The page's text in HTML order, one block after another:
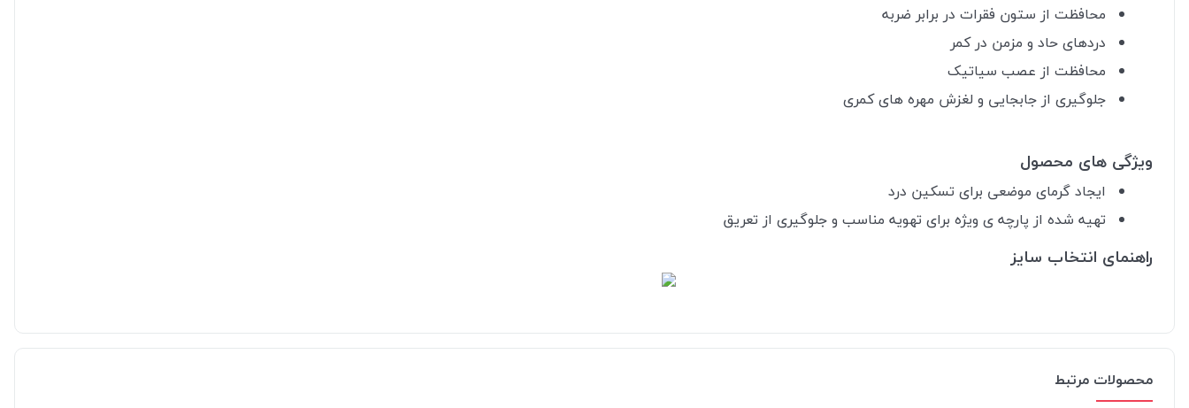
محافظت از ستون فقرات در برابر ضربه
دردهای حاد و مزمن در کمر
محافظت از عصب سیاتیک
جلوگیری از جابجایی و لغزش مهره های کمری
ویژگی های محصول
ایجاد گرمای موضعی برای تسکین درد
تهیه شده از پارچه ی ویژه برای تهویه مناسب و جلوگیری از تعریق
راهنمای انتخاب سایز
محصولات مرتبط